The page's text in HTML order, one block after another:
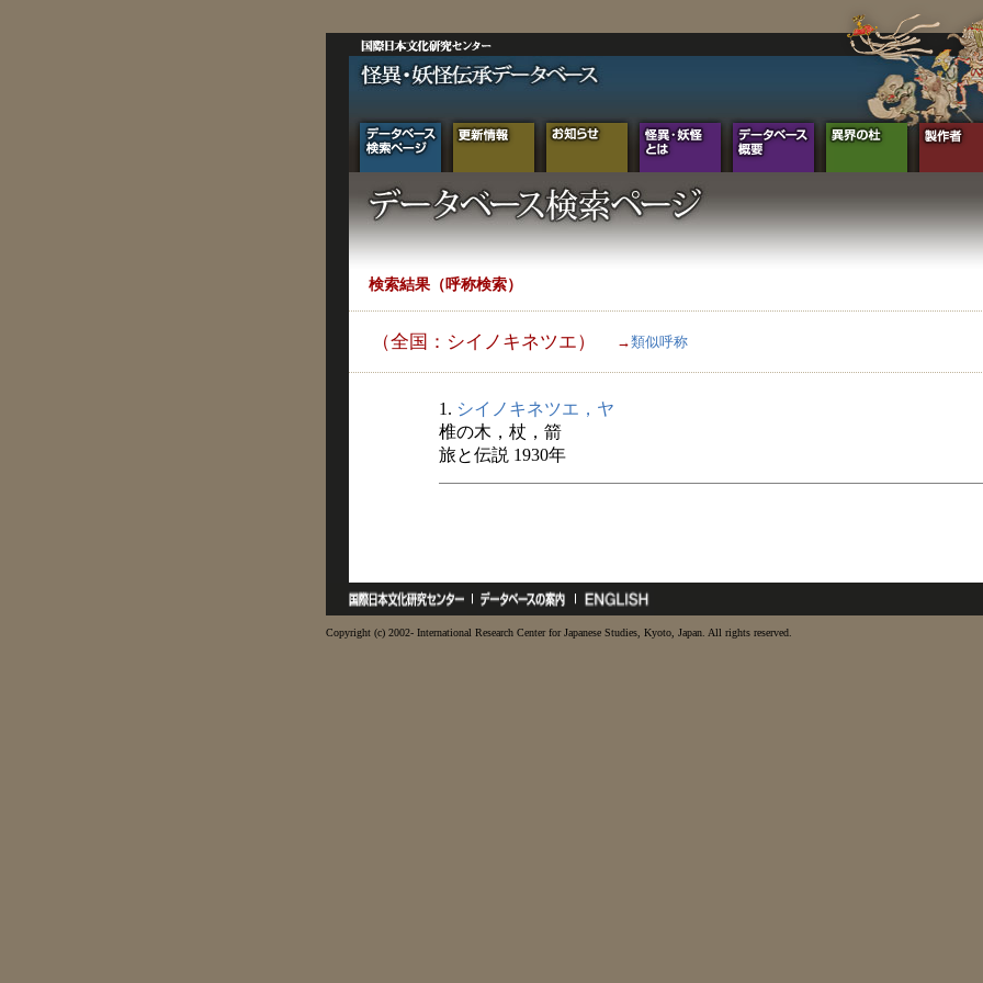
検索結果（呼称検索）
（全国：シイノキネツエ） →類似呼称
1. シイノキネツエ，ヤ
椎の木，杖，箭
旅と伝説 1930年
Copyright (c) 2002- International Research Center for Japanese Studies, Kyoto, Japan. All rights reserved.